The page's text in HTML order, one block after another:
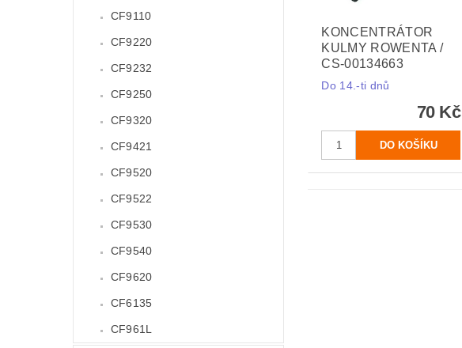
CF9110
CF9220
CF9232
CF9250
CF9320
CF9421
CF9520
CF9522
CF9530
CF9540
CF9620
CF6135
CF961L
KONCENTRÁTOR
KULMY ROWENTA /
CS-00134663
Do 14.-ti dnů
70 Kč